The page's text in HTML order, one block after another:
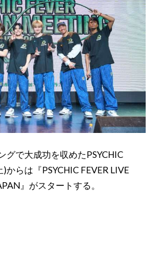
グで大成功を収めたPSYCHIC
からは『PSYCHIC FEVER LIVE
』がスタートする。